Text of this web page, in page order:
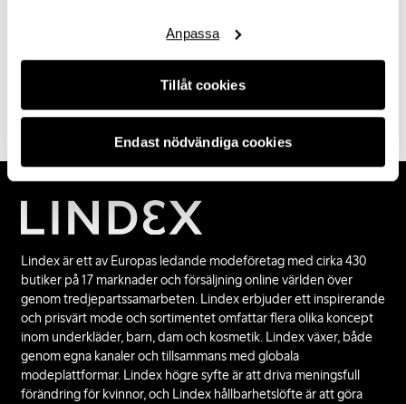
Tillåt cookies
Anpassa
Endast nödvändiga cookies
Lindex är ett av Europas ledande modeföretag med cirka 430
butiker på 17 marknader och försäljning online världen över
genom tredjepartssamarbeten. Lindex erbjuder ett inspirerande
och prisvärt mode och sortimentet omfattar flera olika koncept
inom underkläder, barn, dam och kosmetik. Lindex växer, både
genom egna kanaler och tillsammans med globala
modeplattformar. Lindex högre syfte är att driva meningsfull
förändring för kvinnor, och Lindex hållbarhetslöfte är att göra